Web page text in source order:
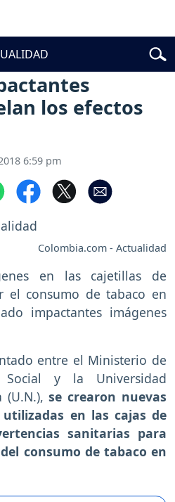
Colombia
los efectos
6:59 pm
Colombia.com - Actualidad
en las cajetillas de
el consumo de tabaco en
impactantes imágenes
entre el Ministerio de
y la Universidad
(U.N.),se crearon nuevas
en las cajas de
sanitarias para
consumo de tabaco en